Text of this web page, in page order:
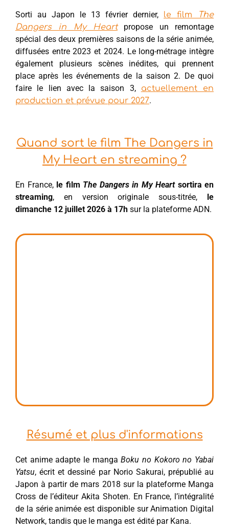
Sorti au Japon le 13 février dernier, le film The
Dangers in My Heartpropose un remontage
spécial des deux premières saisons de la série animée,
diffusées entre 2023 et 2024. Le long-métrage intègre
également plusieurs scènes inédites, qui prennent
place après les événements de la saison 2. De quoi
faire le lien avec la saison 3, actuellement en
production et prévue pour 2027.
Quand sort le film The Dangers in
My Heart en streaming ?
En France, le film The Dangers in My Heartsortira en
streaming, en version originale sous-titrée,
le
dimanche 12 juillet 2026 à 17h sur la plateforme ADN.
Résumé et plus d'informations
Cet anime adapte le mangaBoku no Kokoro no Yabai
Yatsu, écrit et dessiné par Norio Sakurai, prépublié au
Japon à partir de mars 2018 sur la plateforme Manga
Cross de l’éditeur Akita Shoten. En France, l’intégralité
de la série animée est disponible sur Animation Digital
Network, tandis que le manga est édité par Kana.